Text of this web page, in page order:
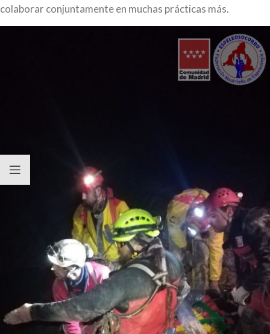
colaborar conjuntamente en muchas prácticas más.